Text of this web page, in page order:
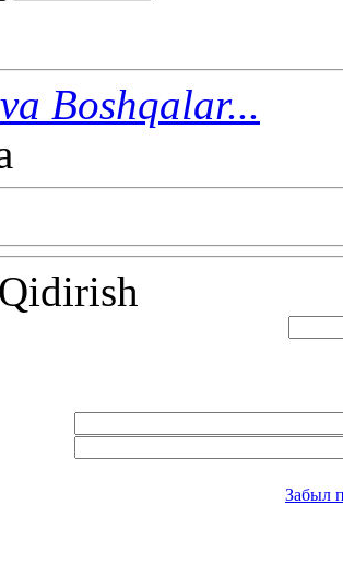
va Boshqalar...
Забыл